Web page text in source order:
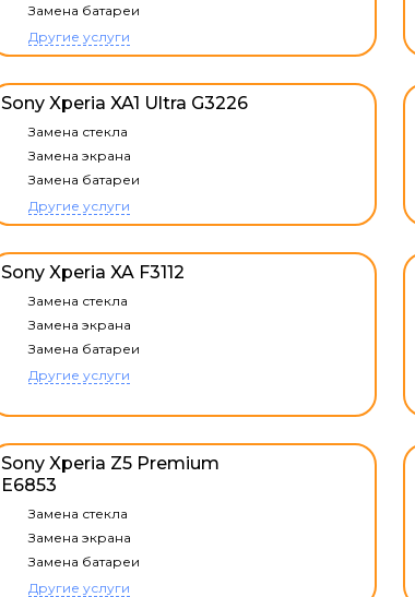
Замена батареи
Другие услуги
Sony Xperia XA1 Ultra G3226
Замена стекла
Замена экрана
Замена батареи
Другие услуги
Sony Xperia XA F3112
Замена стекла
Замена экрана
Замена батареи
Другие услуги
Sony Xperia Z5 Premium
E6853
Замена стекла
Замена экрана
Замена батареи
Другие услуги